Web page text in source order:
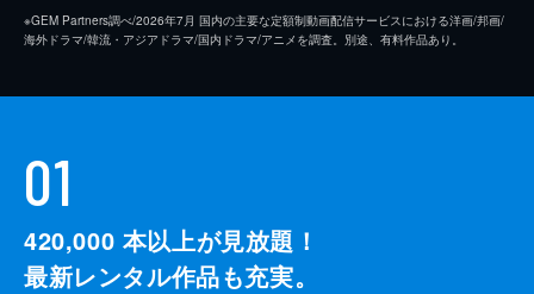
※GEM Partners調べ/2026年7⽉ 国内の主要な定額制動画配信サービスにおける洋画/邦画/
海外ドラマ/韓流・アジアドラマ/国内ドラマ/アニメを調査。別途、有料作品あり。
01
420,000 本以上が見放題！
最新レンタル作品も充実。